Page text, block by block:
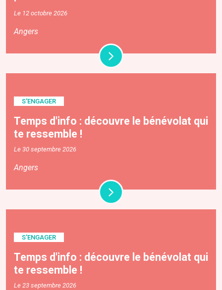
Le 12 octobre 2026
Angers
S'ENGAGER
Temps d'info : découvre le bénévolat qui
te ressemble !
Le 30 septembre 2026
Angers
S'ENGAGER
Temps d'info : découvre le bénévolat qui
te ressemble !
Le 23 septembre 2026